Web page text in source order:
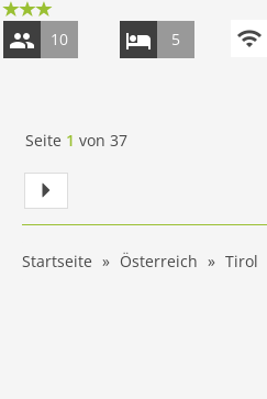
10 5
Seite 1 von 37
Startseite Österreich Tirol